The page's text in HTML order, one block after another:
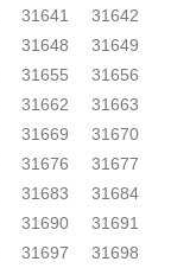
31641
31642
31648
31649
31655
31656
31662
31663
31669
31670
31676
31677
31683
31684
31690
31691
31697
31698